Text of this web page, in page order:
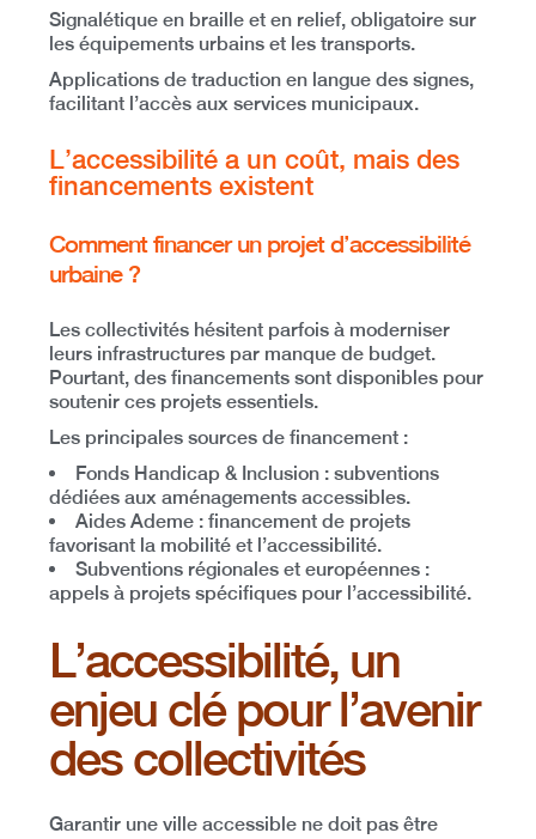
Signalétique en braille et en relief,obligatoire sur
les équipements urbains et les transports.
Applications de traduction en langue des signes,
facilitant l’accès aux services municipaux.
L’accessibilité a un coût, mais des
financements existent
Comment financer un projet d’accessibilité
urbaine ?
Les collectivités hésitent parfois à moderniser
leurs infrastructures par manque de budget.
Pourtant,des financements sont disponibles pour
soutenir ces projets essentiels.
Les principales sources de financement :
Fonds Handicap & Inclusion : subventions
dédiées aux aménagements accessibles.
Aides Ademe : financement de projets
favorisant la mobilité et l’accessibilité.
Subventions régionales et européennes :
appels à projets spécifiques pour l’accessibilité.
L’accessibilité, un
enjeu clé pour l’avenir
des collectivités
Garantir une ville accessible ne doit pas être